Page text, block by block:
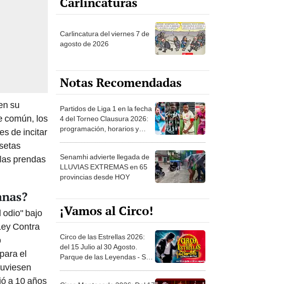
su
común, los
de incitar
prendas
bajo
Contra
el
a 10 años
agosto de 2026
Notas Recomendadas
4 del Torneo Clausura 2026:
programación, horarios y
dónde ver
LLUVIAS EXTREMAS en 65
provincias desde HOY
¡Vamos al Circo!
del 15 Julio al 30 Agosto.
Parque de las Leyendas - San
Miguel